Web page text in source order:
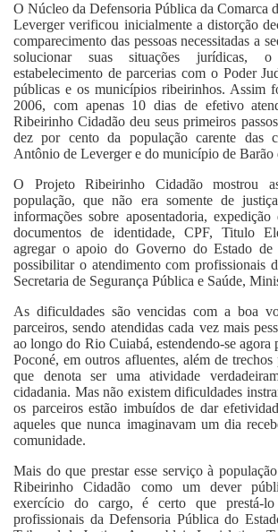
O Núcleo da Defensoria Pública da Comarca
Leverger verificou inicialmente a distorção
comparecimento das pessoas necessitadas a
solucionar suas situações
estabelecimento de parcerias com o Poder
públicas e os municípios ribeirinhos. Assim
2006, com apenas 10 dias de efetivo
Ribeirinho Cidadão deu seus primeiros
dez por cento da população carente das
Antônio de Leverger e do município de Barão
O Projeto Ribeirinho Cidadão mostrou
população, que não era somente de
informações sobre aposentadoria,
documentos de identidade, CPF, Titulo
agregar o apoio do Governo do Estado de
possibilitar o atendimento com profissionais
Secretaria de Segurança Pública e Saúde,
As dificuldades são vencidas com a boa
parceiros, sendo atendidas cada vez mais
ao longo do Rio Cuiabá, estendendo-se agora
Poconé, em outros afluentes, além de
que denota ser uma atividade
cidadania. Mas não existem dificuldades
os parceiros estão imbuídos de dar
aqueles que nunca imaginavam um dia
comunidade.
Mais do que prestar esse serviço à
Ribeirinho Cidadão como um dever
exercício do cargo, é certo que prestá-
profissionais da Defensoria Pública do